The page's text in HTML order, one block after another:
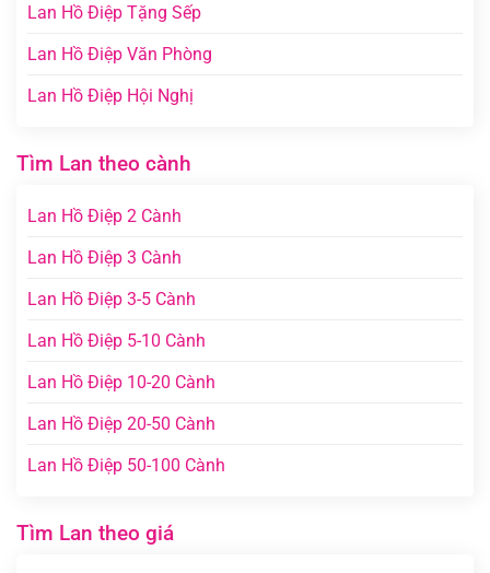
Lan Hồ Điệp Tặng Sếp
Lan Hồ Điệp Văn Phòng
Lan Hồ Điệp Hội Nghị
Tìm Lan theo cành
Lan Hồ Điệp 2 Cành
Lan Hồ Điệp 3 Cành
Lan Hồ Điệp 3-5 Cành
Lan Hồ Điệp 5-10 Cành
Lan Hồ Điệp 10-20 Cành
Lan Hồ Điệp 20-50 Cành
Lan Hồ Điệp 50-100 Cành
Tìm Lan theo giá